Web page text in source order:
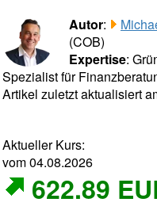
Autor:
(COB)
Expertise:
Spezialist für
Artikel zuletzt aktualisiert
Aktueller Kurs:
vom 04.08.2026
622.89